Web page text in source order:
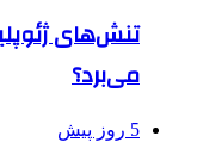
تنش‌های
می‌برد؟
5 روز پیش